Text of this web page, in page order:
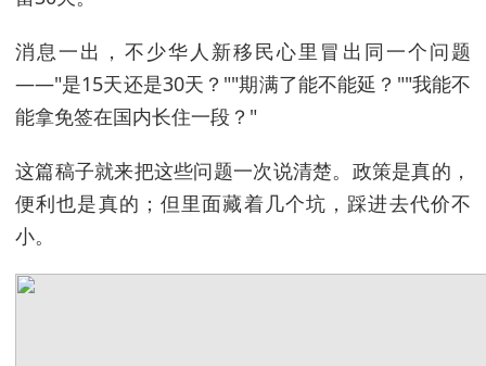
消息一出，不少华人新移民心里冒出同一个问题
——"是15天还是30天？""期满了能不能延？""我能不
能拿免签在国内长住一段？"
这篇稿子就来把这些问题一次说清楚。政策是真的，
便利也是真的；但里面藏着几个坑，踩进去代价不
小。